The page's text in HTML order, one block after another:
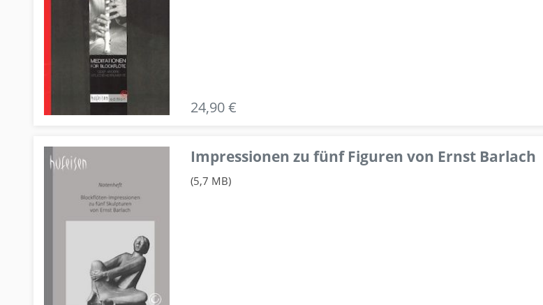
24,90 €
Impressionen zu fünf Figuren von Ernst Barlach
(5,7 MB)